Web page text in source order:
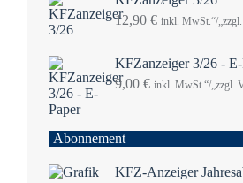
12,90 € inkl. MwSt.“/„zzgl.
KFZanzeiger 3/26 - E-
9,00 € inkl. MwSt.“/„zzgl.
Abonnement
KFZ-Anzeiger